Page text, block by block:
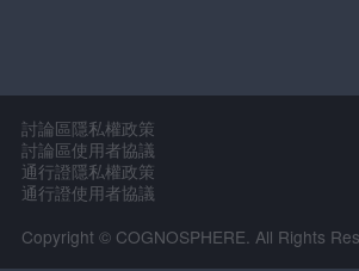
討論區隱私權政策
討論區使用者協議
通行證隱私權政策
通行證使用者協議
Copyright © COGNOSPHERE. All Rights